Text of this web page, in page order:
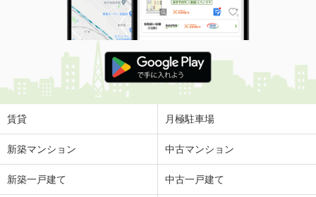
賃貸 月極駐車場
新築マンション 中古マンション
新築一戸建て 中古一戸建て